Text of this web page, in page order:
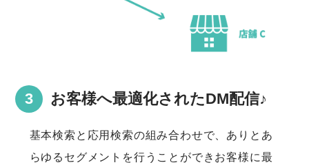
お客様へ最適化されたDM配信♪
基本検索と応用検索の組み合わせで、ありとあ
らゆるセグメントを行うことができお客様に最